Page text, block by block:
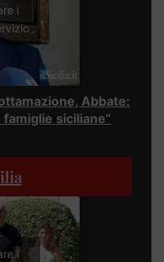
i
Abbate:
siciliane”
i